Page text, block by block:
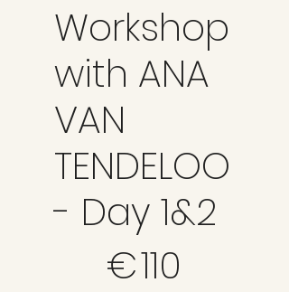
Workshop
with ANA
VAN
TENDELOO
- Day 1&2
€110